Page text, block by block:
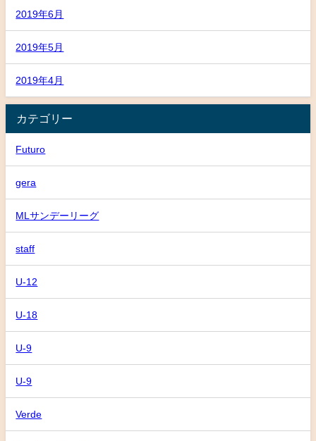
2019年6月
2019年5月
2019年4月
カテゴリー
Futuro
gera
MLサンデーリーグ
staff
U-12
U-18
U-9
U-9
Verde